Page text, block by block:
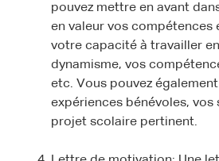
pouvez mettre en avant
en valeur vos compétences
votre capacité à travailler
dynamisme, vos
etc. Vous pouvez
expériences bénévoles,
projet scolaire pertinent.